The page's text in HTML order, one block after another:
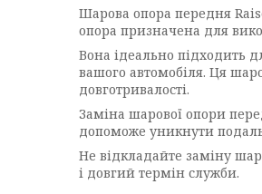
Шарова опора передня
опора призначена для
Вона ідеально підходить
вашого автомобіля. Ця
довготривалості.
Заміна шарової опори
допоможе уникнути
Не відкладайте заміну
і довгий термін служби.